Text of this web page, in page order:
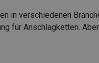
in verschiedenen
für Anschlagketten.